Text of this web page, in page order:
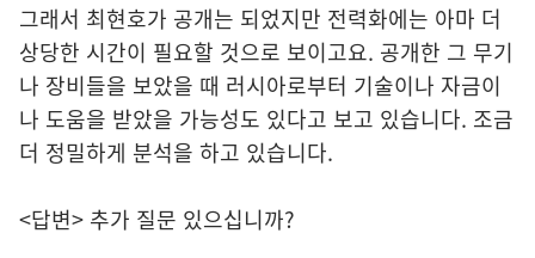
그래서 최현호가 공개는 되었지만 전력화에는 아마 더
상당한 시간이 필요할 것으로 보이고요. 공개한 그 무기
나 장비들을 보았을 때 러시아로부터 기술이나 자금이
나 도움을 받았을 가능성도 있다고 보고 있습니다. 조금
더 정밀하게 분석을 하고 있습니다.
<답변> 추가 질문 있으십니까?